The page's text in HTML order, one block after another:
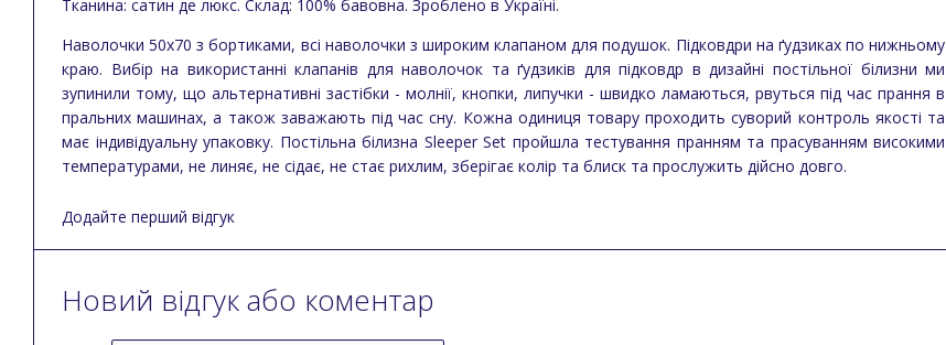
Тканина: сатин де люкс. Склад: 100% бавовна. Зроблено в Україні.
Наволочки 50х70 з бортиками, всі наволочки з широким клапаном для подушок. Підковдри на ґудзиках по нижньому
краю. Вибір на використанні клапанів для наволочок та ґудзиків для підковдр в дизайні постільної білизни ми
зупинили тому, що альтернативні застібки - молнії, кнопки, липучки - швидко ламаються, рвуться під час прання в
пральних машинах, а також заважають під час сну. Кожна одиниця товару проходить суворий контроль якості та
має індивідуальну упаковку. Постільна білизна Sleeper Set пройшла тестування пранням та прасуванням високими
температурами, не линяє, не сідає, не стає рихлим, зберігає колір та блиск та прослужить дійсно довго.
Додайте перший відгук
Новий відгук або коментар